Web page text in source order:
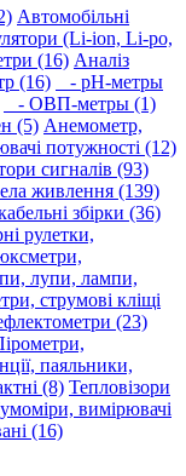
Автомобільні
(Li-ion, Li-po,
(16) Аналіз
(16)
- pH-метры
- ОВП-метры (1)
(5) Анемометр,
потужності (12)
сигналів (93)
живлення (139)
збірки (36)
рулетки,
лупи, лампи,
струмові кліщі
(23)
паяльники,
(8) Тепловізори
вимірювачі
(16)